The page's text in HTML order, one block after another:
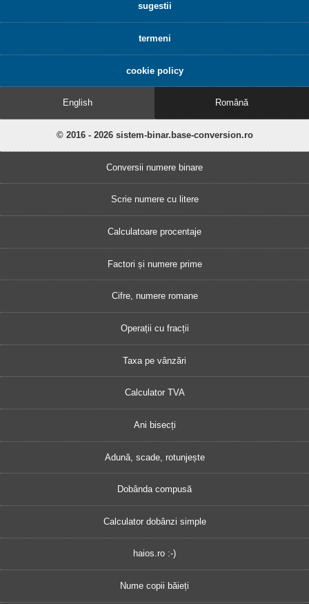
sugestii
termeni
cookie policy
English Română
© 2016 - 2026 sistem-binar.base-conversion.ro
Conversii numere binare
Scrie numere cu litere
Calculatoare procentaje
Factori și numere prime
Cifre, numere romane
Operații cu fracții
Taxa pe vânzări
Calculator TVA
Ani bisecți
Adună, scade, rotunjește
Dobânda compusă
Calculator dobânzi simple
haios.ro :-)
Nume copii băieți